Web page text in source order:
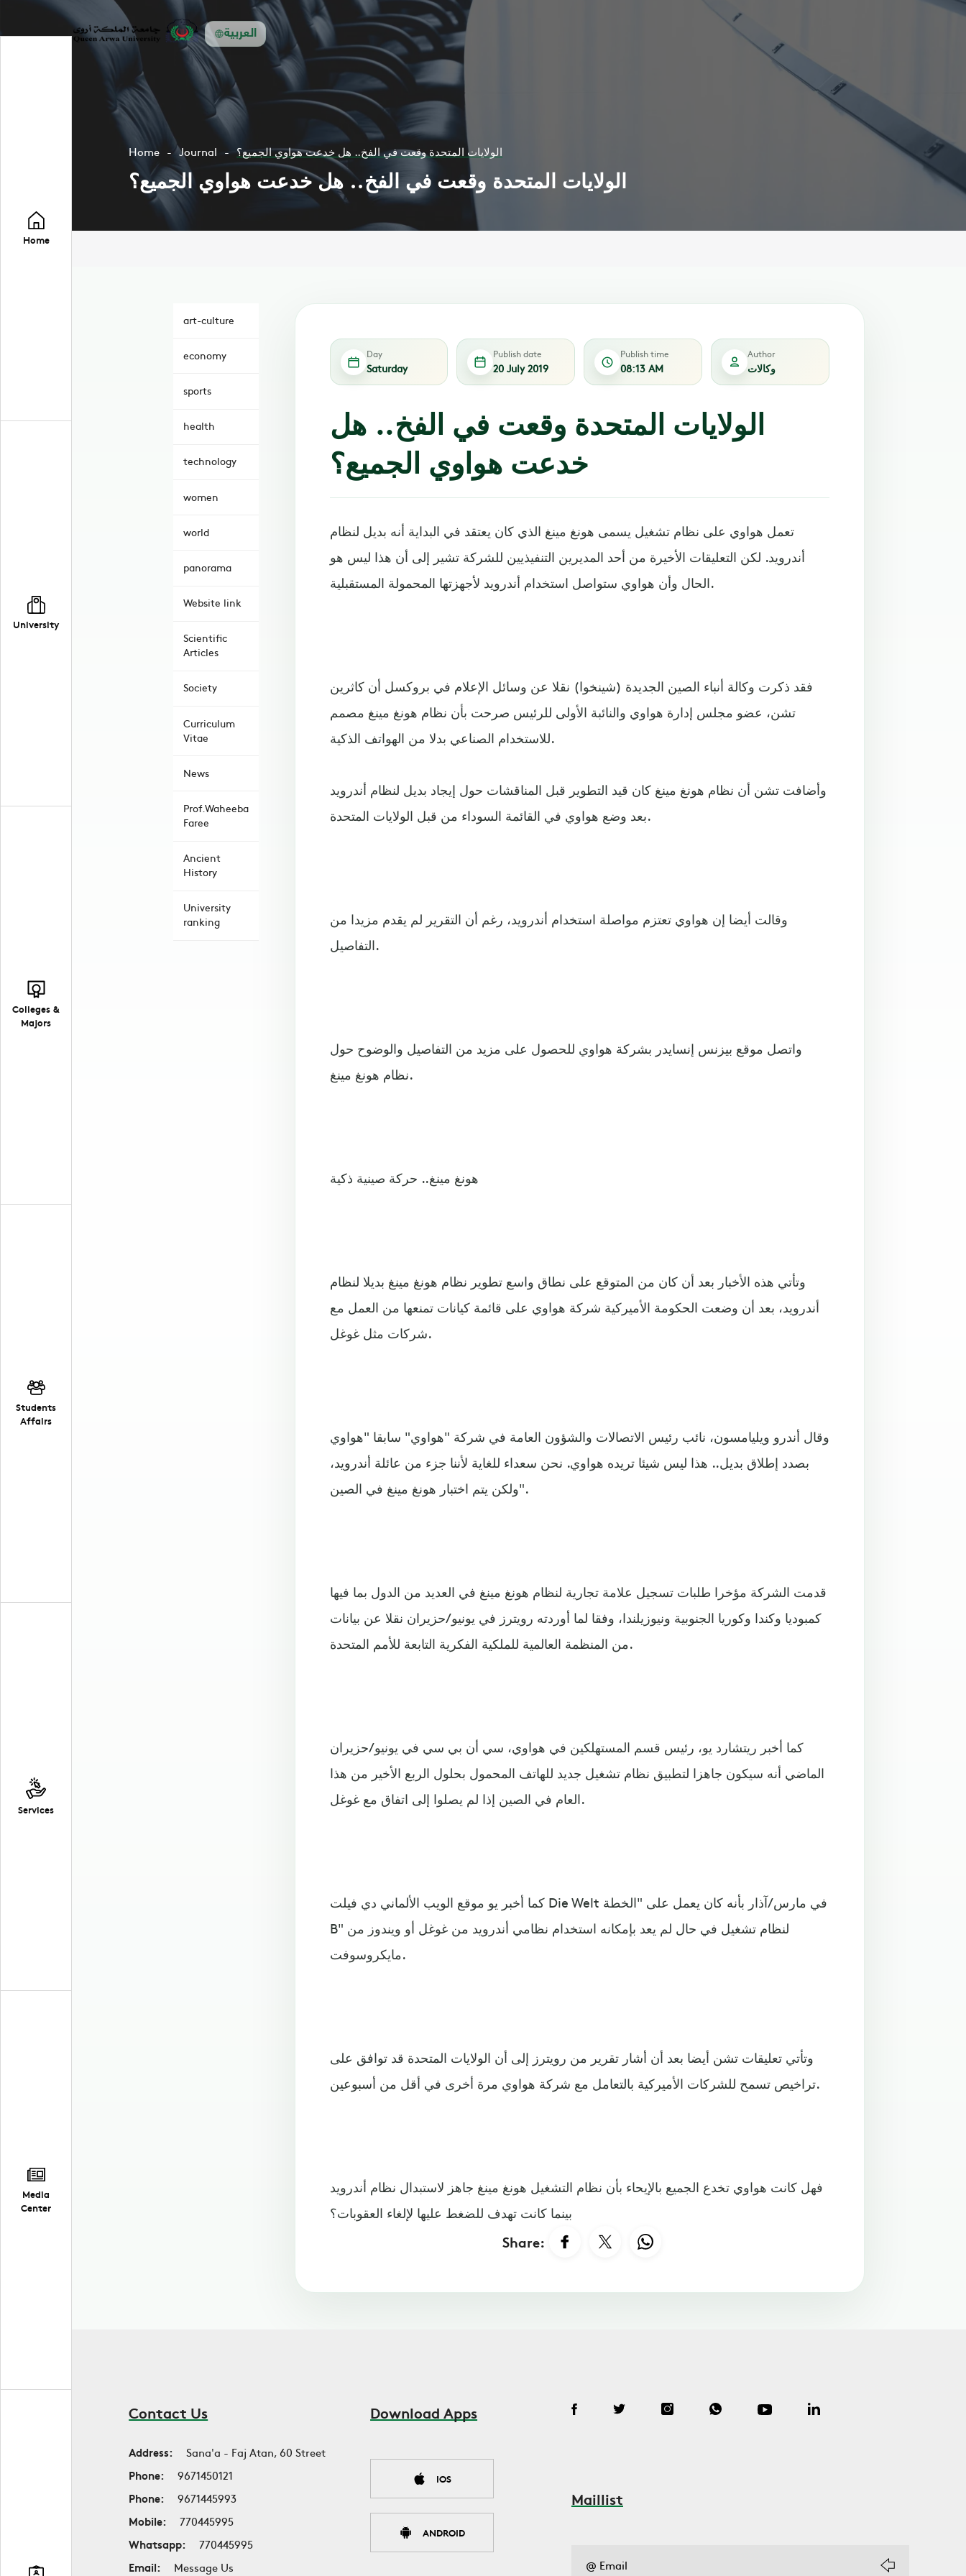
العربية
Home
University
Colleges &
Majors
Students
Affairs
Services
Media
Center
Home Journal الولايات المتحدة وقعت في الفخ.. هل خدعت هواوي الجميع؟
الولايات المتحدة وقعت في الفخ.. هل خدعت هواوي الجميع؟
art-culture
economy
sports
health
technology
women
world
panorama
Website link
Scientific
Articles
Society
Curriculum
Vitae
News
Prof.Waheeba
Faree
Ancient
History
University
ranking
Day
Saturday
Publish date
20 July 2019
Publish time
08:13 AM
Author
وكالات
الولايات المتحدة وقعت في الفخ.. هل
خدعت هواوي الجميع؟
تعمل هواوي على نظام تشغيل يسمى هونغ مينغ الذي كان يعتقد في البداية أنه بديل لنظام
أندرويد. لكن التعليقات الأخيرة من أحد المديرين التنفيذيين للشركة تشير إلى أن هذا ليس هو
الحال وأن هواوي ستواصل استخدام أندرويد لأجهزتها المحمولة المستقبلية.
فقد ذكرت وكالة أنباء الصين الجديدة (شينخوا) نقلا عن وسائل الإعلام في بروكسل أن كاثرين
تشن، عضو مجلس إدارة هواوي والنائبة الأولى للرئيس صرحت بأن نظام هونغ مينغ مصمم
للاستخدام الصناعي بدلا من الهواتف الذكية.
وأضافت تشن أن نظام هونغ مينغ كان قيد التطوير قبل المناقشات حول إيجاد بديل لنظام أندرويد
بعد وضع هواوي في القائمة السوداء من قبل الولايات المتحدة.
وقالت أيضا إن هواوي تعتزم مواصلة استخدام أندرويد، رغم أن التقرير لم يقدم مزيدا من
التفاصيل.
واتصل موقع بيزنس إنسايدر بشركة هواوي للحصول على مزيد من التفاصيل والوضوح حول
نظام هونغ مينغ.
هونغ مينغ.. حركة صينية ذكية
وتأتي هذه الأخبار بعد أن كان من المتوقع على نطاق واسع تطوير نظام هونغ مينغ بديلا لنظام
أندرويد، بعد أن وضعت الحكومة الأميركية شركة هواوي على قائمة كيانات تمنعها من العمل مع
شركات مثل غوغل.
وقال أندرو ويليامسون، نائب رئيس الاتصالات والشؤون العامة في شركة "هواوي" سابقا "هواوي
بصدد إطلاق بديل.. هذا ليس شيئا تريده هواوي. نحن سعداء للغاية لأننا جزء من عائلة أندرويد،
ولكن يتم اختبار هونغ مينغ في الصين".
قدمت الشركة مؤخرا طلبات تسجيل علامة تجارية لنظام هونغ مينغ في العديد من الدول بما فيها
كمبوديا وكندا وكوريا الجنوبية ونيوزيلندا، وفقا لما أوردته رويترز في يونيو/حزيران نقلا عن بيانات
من المنظمة العالمية للملكية الفكرية التابعة للأمم المتحدة.
كما أخبر ريتشارد يو، رئيس قسم المستهلكين في هواوي، سي أن بي سي في يونيو/حزيران
الماضي أنه سيكون جاهزا لتطبيق نظام تشغيل جديد للهاتف المحمول بحلول الربع الأخير من هذا
العام في الصين إذا لم يصلوا إلى اتفاق مع غوغل.
كما أخبر يو موقع الويب الألماني دي فيلت Die Welt في مارس/آذار بأنه كان يعمل على "الخطة
B" لنظام تشغيل في حال لم يعد بإمكانه استخدام نظامي أندرويد من غوغل أو ويندوز من
مايكروسوفت.
وتأتي تعليقات تشن أيضا بعد أن أشار تقرير من رويترز إلى أن الولايات المتحدة قد توافق على
تراخيص تسمح للشركات الأميركية بالتعامل مع شركة هواوي مرة أخرى في أقل من أسبوعين.
فهل كانت هواوي تخدع الجميع بالإيحاء بأن نظام التشغيل هونغ مينغ جاهز لاستبدال نظام أندرويد
بينما كانت تهدف للضغط عليها لإلغاء العقوبات؟
Share:
Contact Us
Address:
Sana'a - Faj Atan, 60 Street
Phone:
9671450121
Phone:
9671445993
Mobile:
770445995
Whatsapp:
770445995
Email:
Message Us
Download Apps
IOS
ANDROID
Maillist